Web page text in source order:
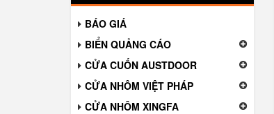
BÁO GIÁ
BIỂN QUẢNG CÁO
CỬA CUỐN AUSTDOOR
CỬA NHÔM VIỆT PHÁP
CỬA NHÔM XINGFA